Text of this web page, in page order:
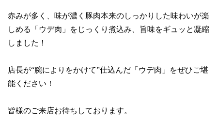
赤みが多く、味が濃く豚肉本来のしっかりした味わいが楽
しめる「ウデ肉」をじっくり煮込み、旨味をギュッと凝縮
しました！
店長が“腕によりをかけて”仕込んだ「ウデ肉」をぜひご堪
能ください！
皆様のご来店お待ちしております。